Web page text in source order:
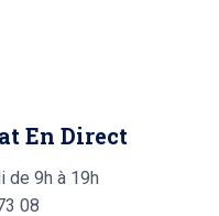
En Direct
de 9h à 19h
08